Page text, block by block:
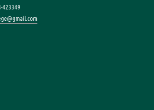
423349